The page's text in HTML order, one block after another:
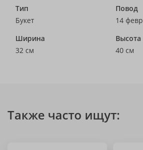
Тип
Букет
Повод
14
Ширина
32 см
Высота
40 см
Также часто ищут: